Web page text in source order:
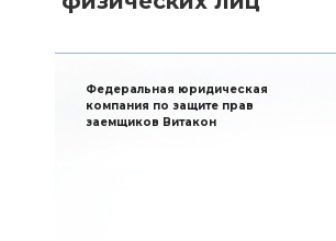
Федеральная юридическая
компания по защите прав
заемщиков Витакон